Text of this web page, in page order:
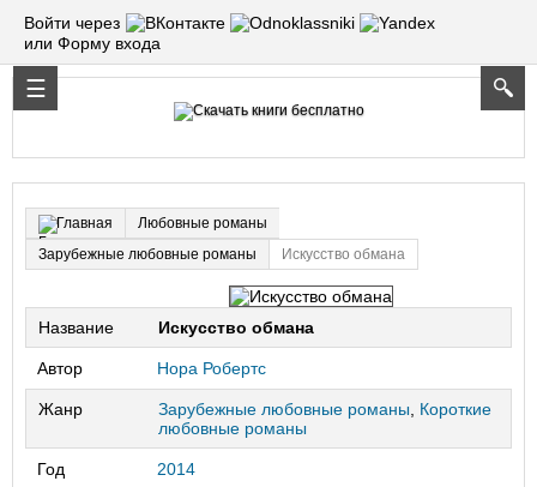
Войти через
или Форму входа
Главная
Любовные романы
Зарубежные любовные романы
Искусство обмана
Название Искусство обмана
Автор Нора Робертс
Жанр Зарубежные любовные романы, Короткие
любовные романы
Год 2014